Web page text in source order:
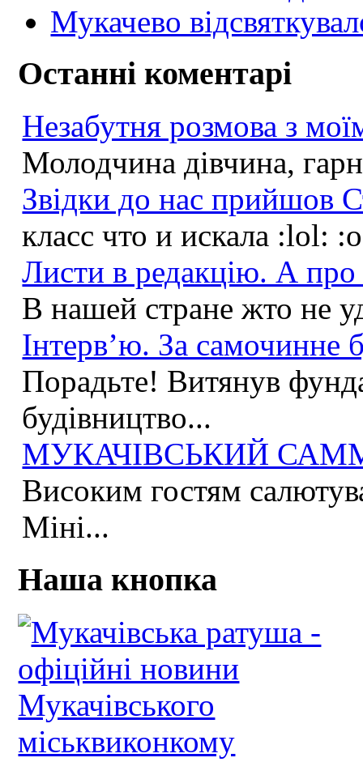
Мукачево
Останні коментарі
Незабутня розмова з
Молодчина дівчина,
Звідки до нас прийшов
класс что и искала :lol:
Листи в редакцію. А
В нашей стране жто не
Інтерв’ю. За самочинне
Порадьте! Витянув
будівництво...
МУКАЧІВСЬКИЙ
Високим гостям
Міні...
Наша кнопка